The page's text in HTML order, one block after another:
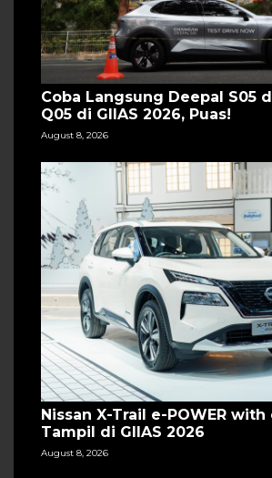
Coba Langsung Deepal S05
Q05 di GIIAS 2026, Puas!
August 8, 2026
Nissan X-Trail e-POWER with
Tampil di GIIAS 2026
August 8, 2026